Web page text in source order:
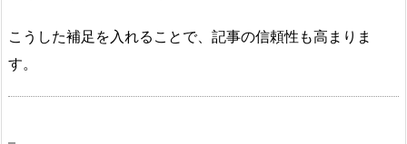
こうした補足を入れることで、記事の信頼性も高まりま
す。